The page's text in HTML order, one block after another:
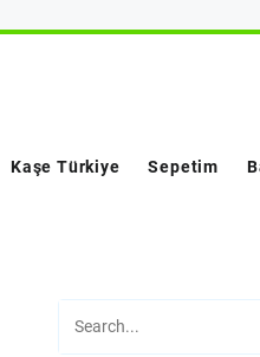
Kaşe Türkiye Sepetim